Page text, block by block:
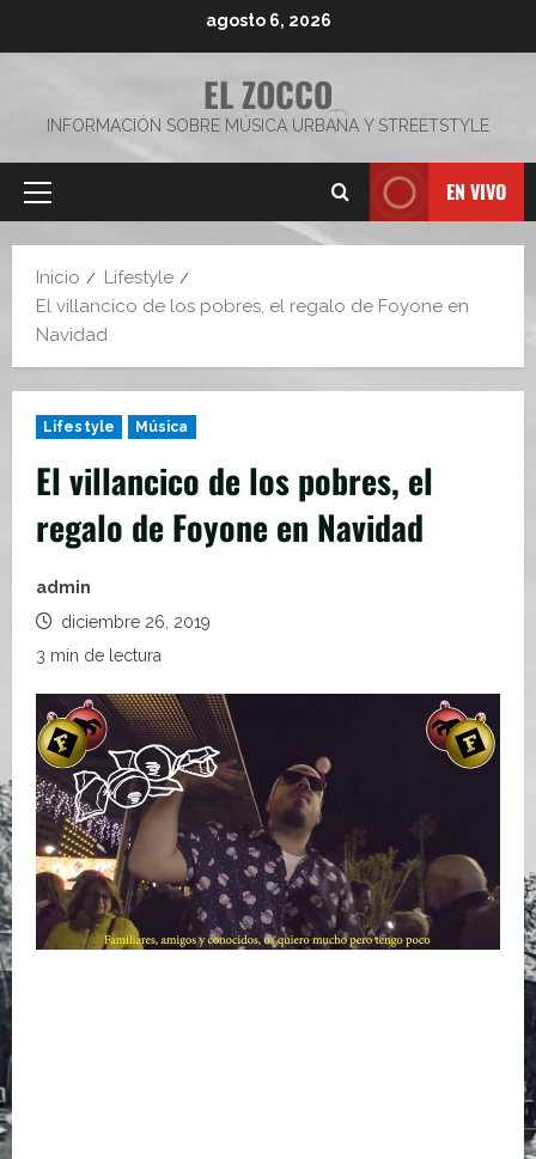
agosto 6, 2026
EL ZOCCO
INFORMACIÓN SOBRE MÚSICA URBANA Y STREETSTYLE
Menú
EN VIVO
Inicio
Lifestyle
El villancico de los pobres, el regalo de Foyone en
Navidad
Lifestyle Música
El villancico de los pobres, el
regalo de Foyone en Navidad
admin
diciembre 26, 2019
3 min de lectura